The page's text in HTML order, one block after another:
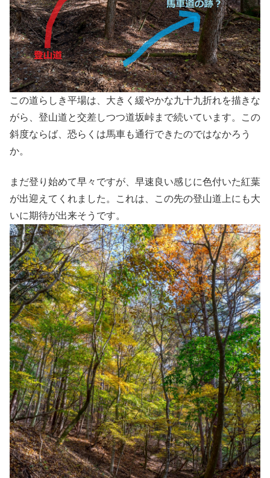
この道らしき平場は、大きく緩やかな九十九折れを描きな
がら、登山道と交差しつつ道坂峠まで続いています。この
斜度ならば、恐らくは馬車も通行できたのではなかろう
か。
まだ登り始めて早々ですが、早速良い感じに色付いた紅葉
が出迎えてくれました。これは、この先の登山道上にも大
いに期待が出来そうです。